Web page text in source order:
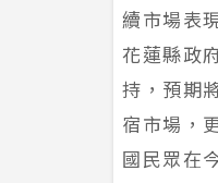
續市場表
花蓮縣政
持，預期
宿市場，
國民眾在